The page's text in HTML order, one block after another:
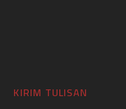
KIRIM TULISAN